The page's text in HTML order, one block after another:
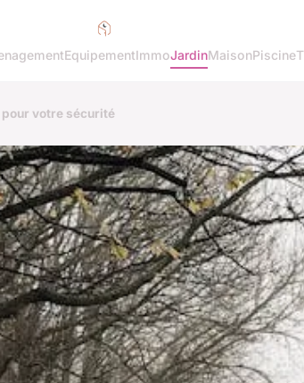
EquipementImmoJardinMaisonPiscine
votre sécurité